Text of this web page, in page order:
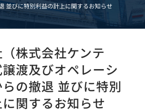
並びに特別利益の計上に関するお知らせ
株式会社ケンテ
渡及びオペレーシ
の撤退 並びに特別
関するお知らせ